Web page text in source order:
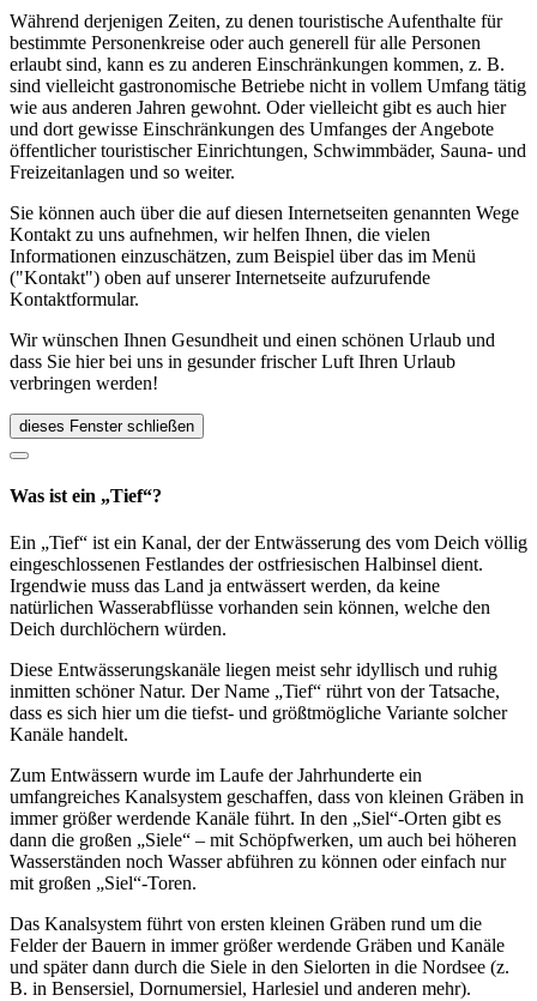
Während derjenigen Zeiten, zu denen touristische Aufenthalte für
bestimmte Personenkreise oder auch generell für alle Personen
erlaubt sind, kann es zu anderen Einschränkungen kommen, z. B.
sind vielleicht gastronomische Betriebe nicht in vollem Umfang tätig
wie aus anderen Jahren gewohnt. Oder vielleicht gibt es auch hier
und dort gewisse Einschränkungen des Umfanges der Angebote
öffentlicher touristischer Einrichtungen, Schwimmbäder, Sauna- und
Freizeitanlagen und so weiter.
Sie können auch über die auf diesen Internetseiten genannten Wege
Kontakt zu uns aufnehmen, wir helfen Ihnen, die vielen
Informationen einzuschätzen, zum Beispiel über das im Menü
("Kontakt") oben auf unserer Internetseite aufzurufende
Kontaktformular.
Wir wünschen Ihnen Gesundheit und einen schönen Urlaub und
dass Sie hier bei uns in gesunder frischer Luft Ihren Urlaub
verbringen werden!
dieses Fenster schließen
Was ist ein „Tief“?
Ein „Tief“ ist ein Kanal, der der Entwässerung des vom Deich völlig
eingeschlossenen Festlandes der ostfriesischen Halbinsel dient.
Irgendwie muss das Land ja entwässert werden, da keine
natürlichen Wasserabflüsse vorhanden sein können, welche den
Deich durchlöchern würden.
Diese Entwässerungskanäle liegen meist sehr idyllisch und ruhig
inmitten schöner Natur. Der Name „Tief“ rührt von der Tatsache,
dass es sich hier um die tiefst- und größtmögliche Variante solcher
Kanäle handelt.
Zum Entwässern wurde im Laufe der Jahrhunderte ein
umfangreiches Kanalsystem geschaffen, dass von kleinen Gräben in
immer größer werdende Kanäle führt. In den „Siel“-Orten gibt es
dann die großen „Siele“ – mit Schöpfwerken, um auch bei höheren
Wasserständen noch Wasser abführen zu können oder einfach nur
mit großen „Siel“-Toren.
Das Kanalsystem führt von ersten kleinen Gräben rund um die
Felder der Bauern in immer größer werdende Gräben und Kanäle
und später dann durch die Siele in den Sielorten in die Nordsee (z.
B. in Bensersiel, Dornumersiel, Harlesiel und anderen mehr).